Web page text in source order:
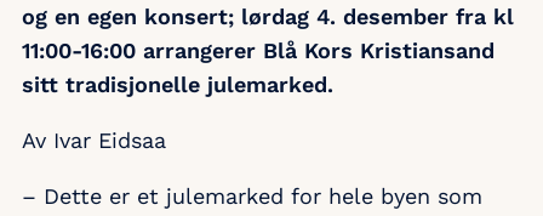
og en egen konsert; lørdag 4. desember fra kl
11:00-16:00 arrangerer Blå Kors Kristiansand
sitt tradisjonelle julemarked.
Av Ivar Eidsaa
– Dette er et julemarked for hele byen som